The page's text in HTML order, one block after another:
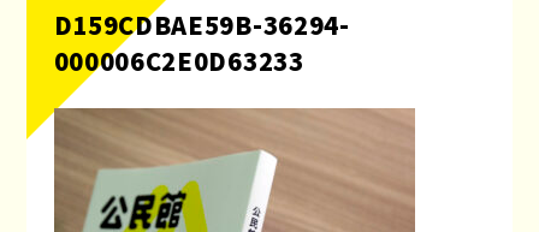
D159CDBAE59B-36294-
000006C2E0D63233